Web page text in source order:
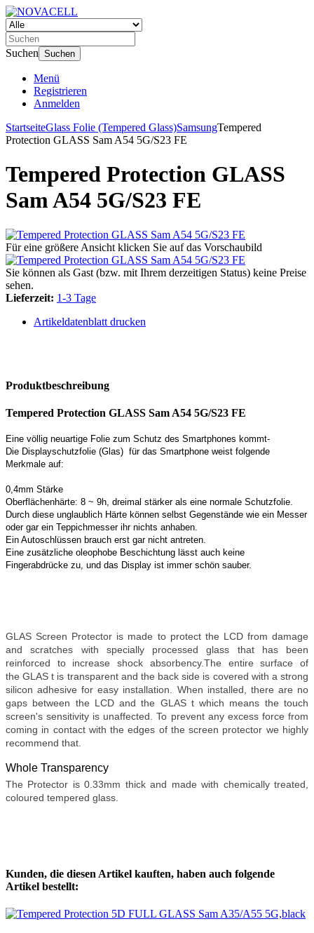
Suchen Suchen
Menü
Registrieren
Anmelden
StartseiteGlass Folie (Tempered Glass)SamsungTempered
Protection GLASS Sam A54 5G/S23 FE
Tempered Protection GLASS
Sam A54 5G/S23 FE
Für eine größere Ansicht klicken Sie auf das Vorschaubild
Sie können als Gast (bzw. mit Ihrem derzeitigen Status) keine Preise
sehen.
Lieferzeit: 1-3 Tage
Artikeldatenblatt drucken
Produktbeschreibung
Tempered Protection GLASS Sam A54 5G/S23 FE
Eine völlig neuartige Folie zum Schutz des Smartphones kommt-
Die Displayschutzfolie (Glas) für das Smartphone weist folgende
Merkmale auf:
0,4mm Stärke
Oberflächenhärte: 8 ~ 9h, dreimal stärker als eine normale Schutzfolie.
Durch diese unglaublich Härte können selbst Gegenstände wie ein Messer
oder gar ein Teppichmesser ihr nichts anhaben.
Ein Autoschlüssen brauch erst gar nicht antreten.
Eine zusätzliche oleophobe Beschichtung lässt auch keine
Fingerabdrücke zu, und das Display ist immer schön sauber.
GLAS Screen Protector is made to protect the LCD from damage
and scratches with specially processed glass that has been
reinforced to increase shock absorbency.The entire surface of
the GLAS t is transparent and the back side is covered with a strong
silicon adhesive for easy installation. When installed, there are no
gaps between the LCD and the GLAS t which means the touch
screen's sensitivity is unaffected. To prevent any excess force from
coming in contact with the edges of the screen protector we highly
recommend that.
Whole Transparency
The Protector is 0.33mm thick and made with chemically treated,
coloured tempered glass.
Kunden, die diesen Artikel kauften, haben auch folgende
Artikel bestellt: